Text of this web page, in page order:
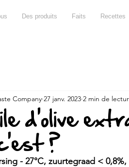
Des produits Faits Recettes
À propos du vinaigre À
Miraval
d'olive
?
Company 27 janv. 2023 2 min de
- 27°C, zuurtegraad <